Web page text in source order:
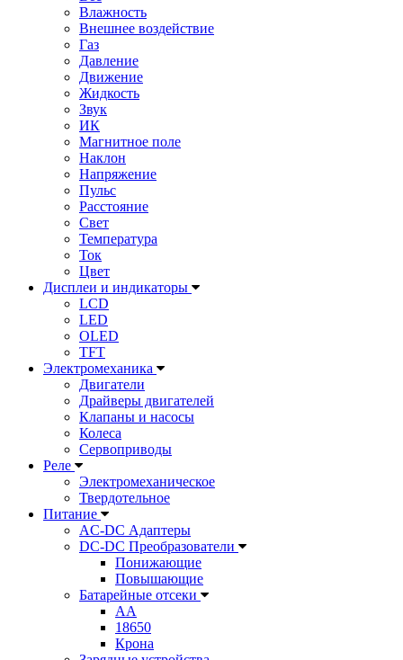
Влажность
Внешнее воздействие
Газ
Давление
Движение
Жидкость
Звук
ИК
Магнитное поле
Наклон
Напряжение
Пульс
Расстояние
Свет
Температура
Ток
Цвет
Дисплеи и индикаторы
LCD
LED
OLED
TFT
Электромеханика
Двигатели
Драйверы двигателей
Клапаны и насосы
Колеса
Сервоприводы
Реле
Электромеханическое
Твердотельное
Питание
AC-DC Адаптеры
DC-DC Преобразователи
Понижающие
Повышающие
Батарейные отсеки
AA
18650
Крона